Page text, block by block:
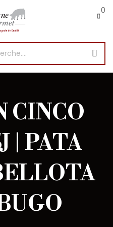
0
CINCO
| PATA